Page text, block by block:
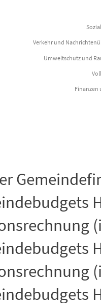
Verkehr und
Umweltschutz und
Finanzen